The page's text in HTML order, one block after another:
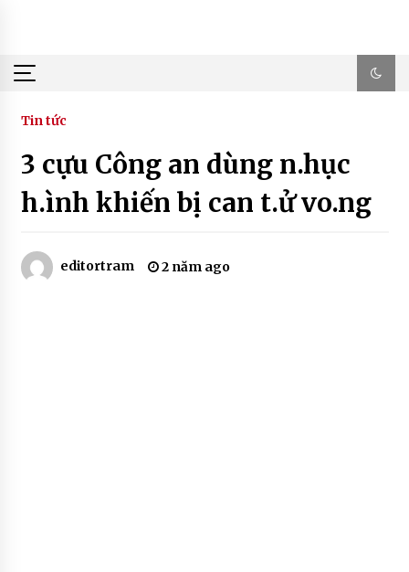
Tin tức
3 cựu Công an dùng n.hục
h.ình khiến bị can t.ử vo.ng
editortram 2 năm ago